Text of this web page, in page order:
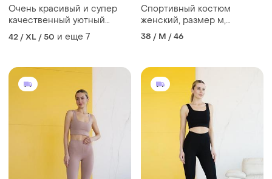
Очень красивый и супер
качественный уютный
костюм 🥰🍁🍂 широкие
брюки палаццо и зп кофта,
42 / XL / 50 и еще 7
Спортивный костюм
женский, размер м,
производитель туречки,
качественная фурнитура,
материал тянется, есть
запасная пуговица на
брюках.
38 / M / 46